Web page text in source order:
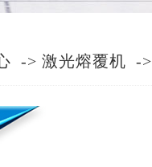
-> 激光熔覆机 ->